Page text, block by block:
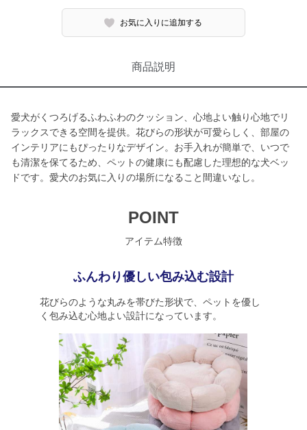
お気に入りに追加する
商品説明
愛犬がくつろげるふわふわのクッション、心地よい触り心地でリ
ラックスできる空間を提供。花びらの形状が可愛らしく、部屋の
インテリアにもぴったりなデザイン。お手入れが簡単で、いつで
も清潔を保てるため、ペットの健康にも配慮した理想的な犬ベッ
ドです。愛犬のお気に入りの場所になること間違いなし。
POINT
アイテム特徴
ふんわり優しい包み込む設計
花びらのような丸みを帯びた形状で、ペットを優し
く包み込む心地よい設計になっています。